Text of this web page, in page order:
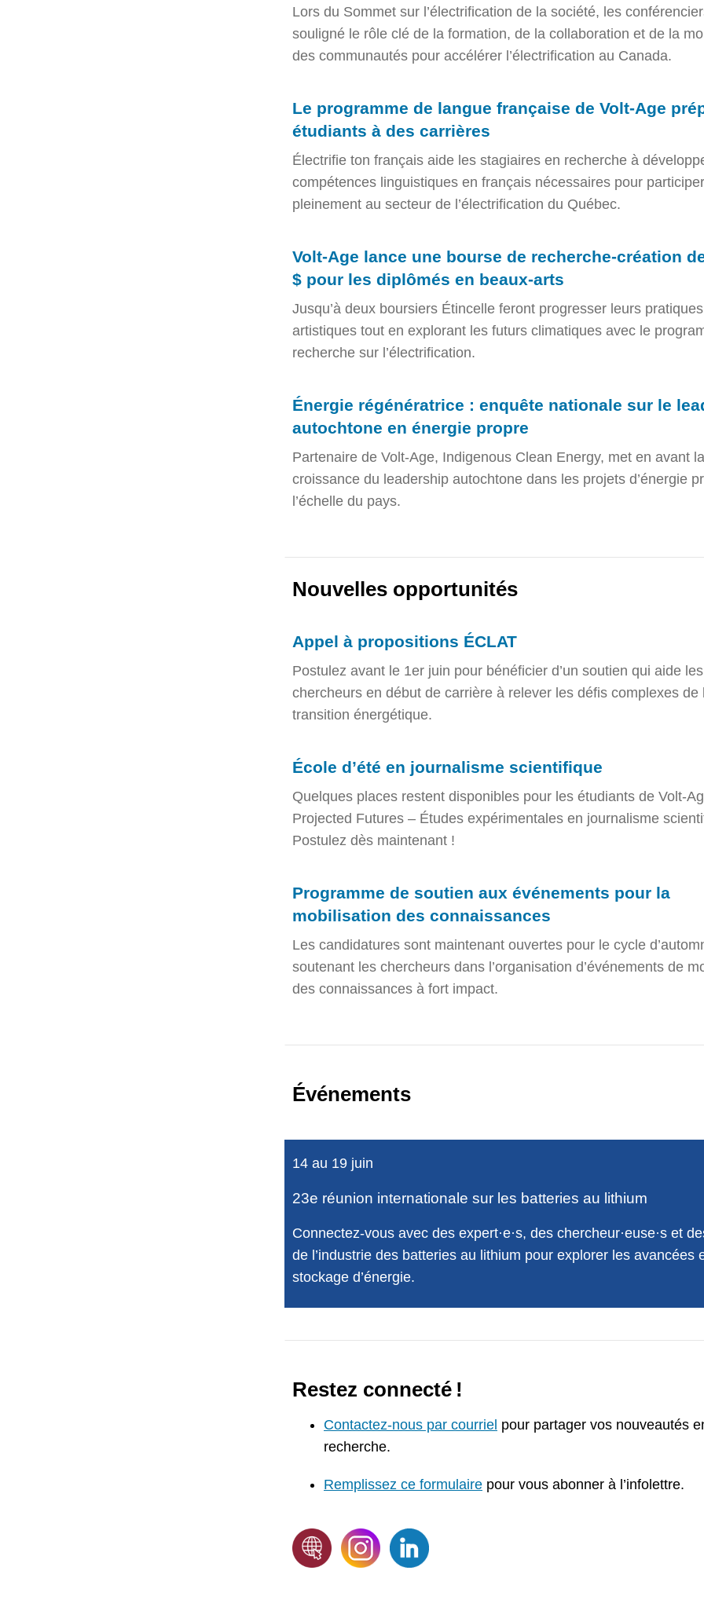
Lors du Sommet sur l’électrification de la société, les
souligné le rôle clé de la formation, de la collaboration et de la
des communautés pour accélérer l’électrification au Canada.
Le programme de langue française de Volt-Age
étudiants à des carrières
Électrifie ton français aide les stagiaires en recherche à
compétences linguistiques en français nécessaires pour participer
pleinement au secteur de l’électrification du Québec.
Volt-Age lance une bourse de recherche-création
$ pour les diplômés en beaux-arts
Jusqu’à deux boursiers Étincelle feront progresser leurs pratiques
artistiques tout en explorant les futurs climatiques avec le
recherche sur l’électrification.
Énergie régénératrice : enquête nationale sur le
autochtone en énergie propre
Partenaire de Volt-Age, Indigenous Clean Energy, met en avant la
croissance du leadership autochtone dans les projets d’énergie
l’échelle du pays.
Nouvelles opportunités
Appel à propositions ÉCLAT
Postulez avant le 1er juin pour bénéficier d’un soutien qui aide les
chercheurs en début de carrière à relever les défis complexes de
transition énergétique.
École d’été en journalisme scientifique
Quelques places restent disponibles pour les étudiants de Volt-
Projected Futures – Études expérimentales en journalisme
Postulez dès maintenant !
Programme de soutien aux événements pour la
mobilisation des connaissances
Les candidatures sont maintenant ouvertes pour le cycle
soutenant les chercheurs dans l’organisation d’événements de
des connaissances à fort impact.
Événements
14 au 19 juin
23e réunion internationale sur les batteries au lithium
Connectez-vous avec des expert·e·s, des chercheur·euse·s et
de l’industrie des batteries au lithium pour explorer les avancées
stockage d’énergie.
Restez connecté !
Contactez-nous par courriel pour partager vos nouveautés
recherche.
Remplissez ce formulaire pour vous abonner à l’infolettre.